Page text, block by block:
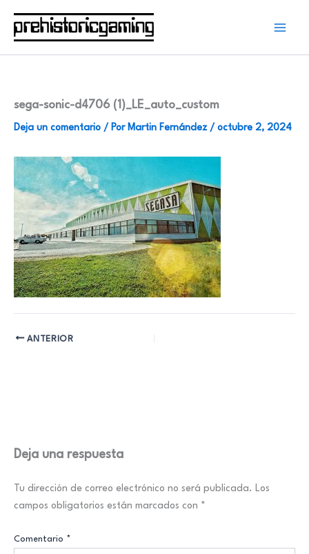
contenido
sega-sonic-d4706 (1)_LE_auto_custom
Deja un comentario / Por Martin Fernández / octubre 2, 2024
ANTERIOR
Deja una respuesta
Tu dirección de correo electrónico no será publicada. Los
campos obligatorios están marcados con *
Comentario *